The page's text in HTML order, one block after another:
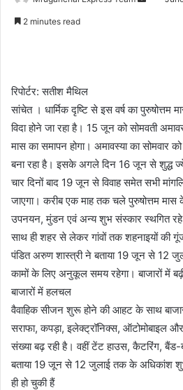
2 minutes read
रिपोर्टर: सतीश मैथिल
सांचेत । धार्मिक दृष्टि से इस वर्ष का पुरुषोत्तम
विदा होने जा रहा है। 15 जून को सोमवती
मास का समापन होगा। अमावस्या का सोमवार
बना रहा है। इसके अगले दिन 16 जून से शुद्ध
चार दिनों बाद 19 जून से विवाह समेत सभी
जाएगा। करीब एक माह तक चले पुरुषोत्तम मास
उपनयन, मुंडन एवं अन्य शुभ संस्कार स्थगित
साथ ही शहर से लेकर गांवों तक शहनाइयों की
पंडित अरुण शास्त्री ने बताया 19 जून से 12
कामों के लिए अनुकूल समय रहेगा। बाजारों में
बाजारों में हलचल
वैवाहिक सीजन शुरू होने की आहट के साथ
सराफा, कपड़ा, इलेक्ट्रॉनिक्स, ऑटोमोबाइल और
संख्या बढ़ रही है। वहीं टेंट हाउस, कैटरिंग,
बताया 19 जून से 12 जुलाई तक के अधिकांश
ही हो चुकी हैं